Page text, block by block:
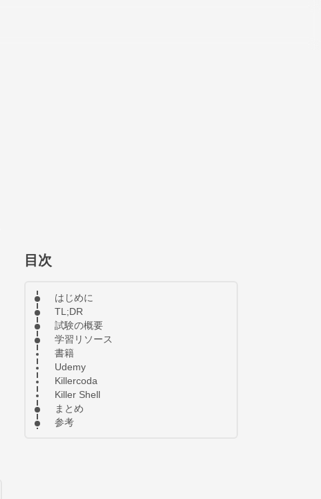
目次
はじめに
TL;DR
試験の概要
学習リソース
書籍
Udemy
Killercoda
Killer Shell
まとめ
参考